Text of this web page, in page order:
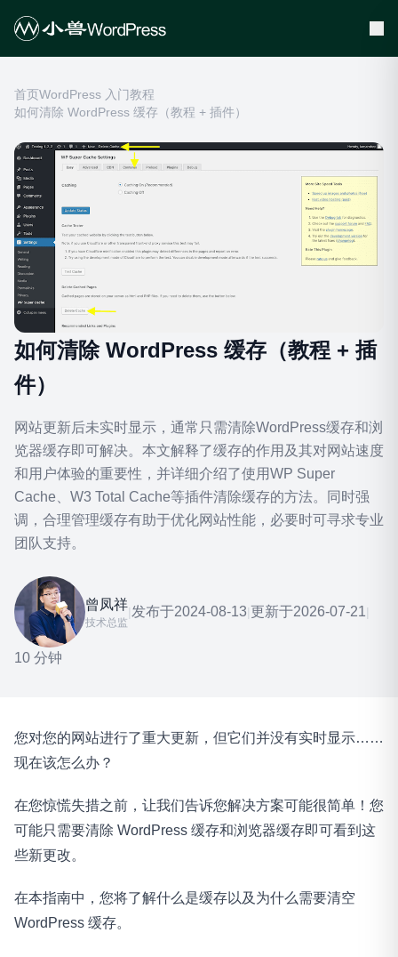
首页WordPress 入门教程
如何清除 WordPress 缓存（教程 + 插件）
如何清除 WordPress 缓存（教程 + 插
件）
网站更新后未实时显示，通常只需清除WordPress缓存和浏
览器缓存即可解决。本文解释了缓存的作用及其对网站速度
和用户体验的重要性，并详细介绍了使用WP Super
Cache、W3 Total Cache等插件清除缓存的方法。同时强
调，合理管理缓存有助于优化网站性能，必要时可寻求专业
团队支持。
曾凤祥
技术总监
|发布于2024-08-13|更新于2026-07-21|
10 分钟
您对您的网站进行了重大更新，但它们并没有实时显示……
现在该怎么办？
在您惊慌失措之前，让我们告诉您解决方案可能很简单！您
可能只需要清除 WordPress 缓存和浏览器缓存即可看到这
些新更改。
在本指南中，您将了解什么是缓存以及为什么需要清空
WordPress 缓存。